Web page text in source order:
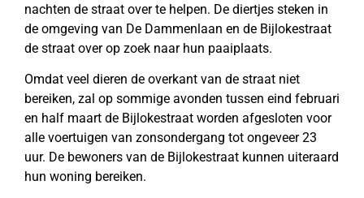
nachten de straat over te helpen. De diertjes steken in
de omgeving van De Dammenlaan en de Bijlokestraat
de straat over op zoek naar hun paaiplaats.
Omdat veel dieren de overkant van de straat niet
bereiken, zal op sommige avonden tussen eind februari
en half maart de Bijlokestraat worden afgesloten voor
alle voertuigen van zonsondergang tot ongeveer 23
uur. De bewoners van de Bijlokestraat kunnen uiteraard
hun woning bereiken.